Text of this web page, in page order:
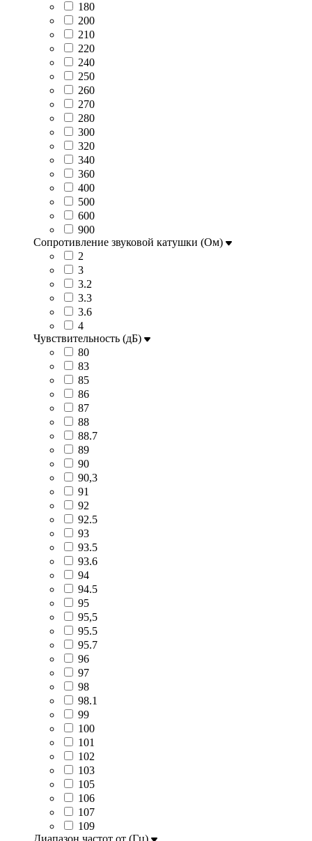
180
200
210
220
240
250
260
270
280
300
320
340
360
400
500
600
900
Сопротивление звуковой катушки (Ом)
2
3
3.2
3.3
3.6
4
Чувствительность (дБ)
80
83
85
86
87
88
88.7
89
90
90,3
91
92
92.5
93
93.5
93.6
94
94.5
95
95,5
95.5
95.7
96
97
98
98.1
99
100
101
102
103
105
106
107
109